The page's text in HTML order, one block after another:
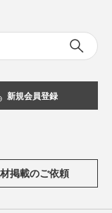
新規会員登録
掲載のご依頼